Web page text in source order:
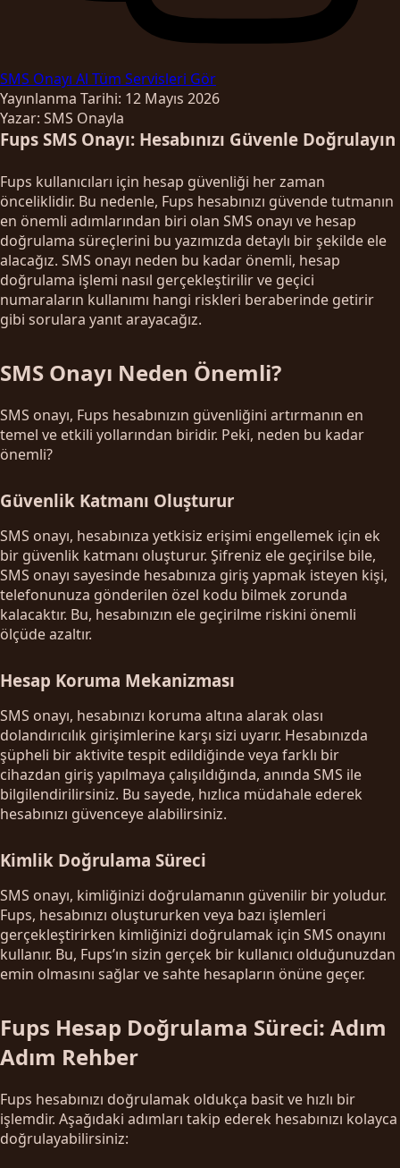
SMS Onayı Al Tüm Servisleri Gör
Yayınlanma Tarihi: 12 Mayıs 2026
Yazar: SMS Onayla
Fups SMS Onayı: Hesabınızı Güvenle Doğrulayın
Fups kullanıcıları için hesap güvenliği her zaman
önceliklidir. Bu nedenle, Fups hesabınızı güvende tutmanın
en önemli adımlarından biri olan SMS onayı ve hesap
doğrulama süreçlerini bu yazımızda detaylı bir şekilde ele
alacağız. SMS onayı neden bu kadar önemli, hesap
doğrulama işlemi nasıl gerçekleştirilir ve geçici
numaraların kullanımı hangi riskleri beraberinde getirir
gibi sorulara yanıt arayacağız.
SMS Onayı Neden Önemli?
SMS onayı, Fups hesabınızın güvenliğini artırmanın en
temel ve etkili yollarından biridir. Peki, neden bu kadar
önemli?
Güvenlik Katmanı Oluşturur
SMS onayı, hesabınıza yetkisiz erişimi engellemek için ek
bir güvenlik katmanı oluşturur. Şifreniz ele geçirilse bile,
SMS onayı sayesinde hesabınıza giriş yapmak isteyen kişi,
telefonunuza gönderilen özel kodu bilmek zorunda
kalacaktır. Bu, hesabınızın ele geçirilme riskini önemli
ölçüde azaltır.
Hesap Koruma Mekanizması
SMS onayı, hesabınızı koruma altına alarak olası
dolandırıcılık girişimlerine karşı sizi uyarır. Hesabınızda
şüpheli bir aktivite tespit edildiğinde veya farklı bir
cihazdan giriş yapılmaya çalışıldığında, anında SMS ile
bilgilendirilirsiniz. Bu sayede, hızlıca müdahale ederek
hesabınızı güvenceye alabilirsiniz.
Kimlik Doğrulama Süreci
SMS onayı, kimliğinizi doğrulamanın güvenilir bir yoludur.
Fups, hesabınızı oluştururken veya bazı işlemleri
gerçekleştirirken kimliğinizi doğrulamak için SMS onayını
kullanır. Bu, Fups’ın sizin gerçek bir kullanıcı olduğunuzdan
emin olmasını sağlar ve sahte hesapların önüne geçer.
Fups Hesap Doğrulama Süreci: Adım
Adım Rehber
Fups hesabınızı doğrulamak oldukça basit ve hızlı bir
işlemdir. Aşağıdaki adımları takip ederek hesabınızı kolayca
doğrulayabilirsiniz: